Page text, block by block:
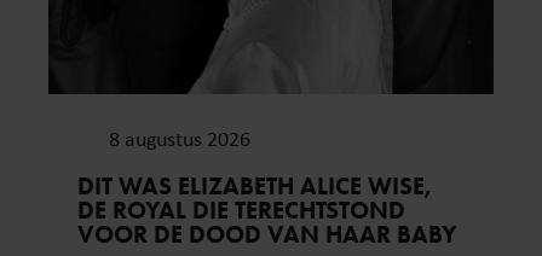
8 augustus 2026
DIT WAS ELIZABETH ALICE WISE,
DE ROYAL DIE TERECHTSTOND
VOOR DE DOOD VAN HAAR BABY